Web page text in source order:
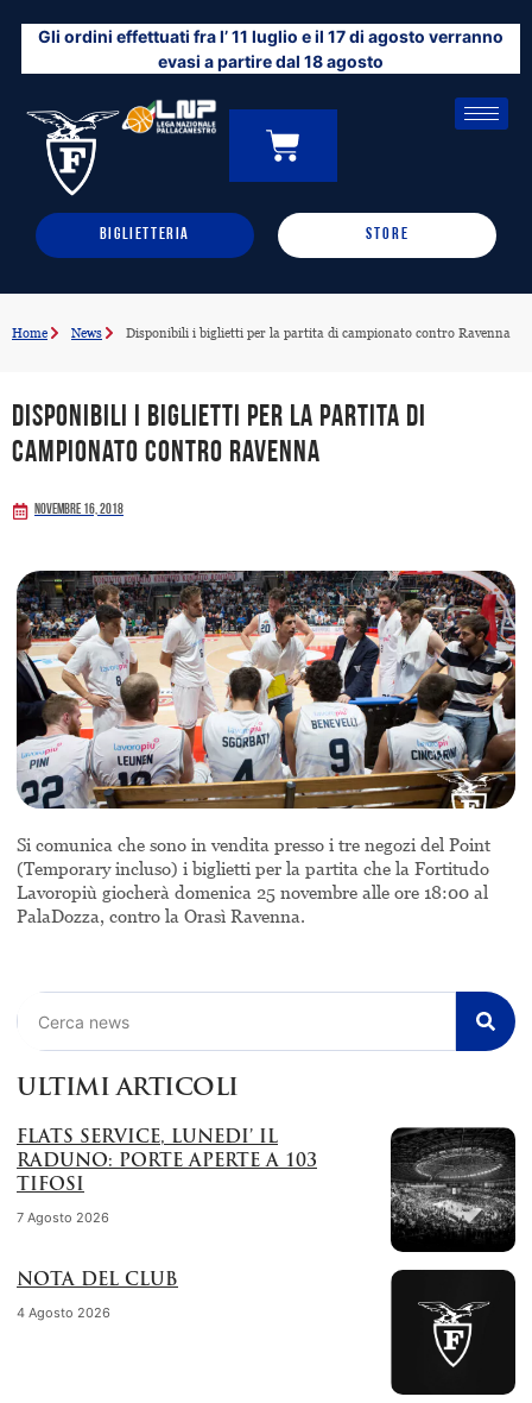
contenuto
Gli ordini effettuati fra l’ 11 luglio e il 17 di agosto verranno
evasi a partire dal 18 agosto
0
CARRELLO
BIGLIETTERIA STORE
Home News Disponibili i biglietti per la partita di campionato contro Ravenna
Disponibili i biglietti per la partita di
campionato contro Ravenna
Novembre 16, 2018
Si comunica che sono in vendita presso i tre negozi del Point
(Temporary incluso) i biglietti per la partita che la Fortitudo
Lavoropiù giocherà domenica 25 novembre alle ore 18:00 al
PalaDozza, contro la Orasì Ravenna.
ULTIMI ARTICOLI
FLATS SERVICE, LUNEDI’ IL
RADUNO: PORTE APERTE A 103
TIFOSI
7 Agosto 2026
NOTA DEL CLUB
4 Agosto 2026